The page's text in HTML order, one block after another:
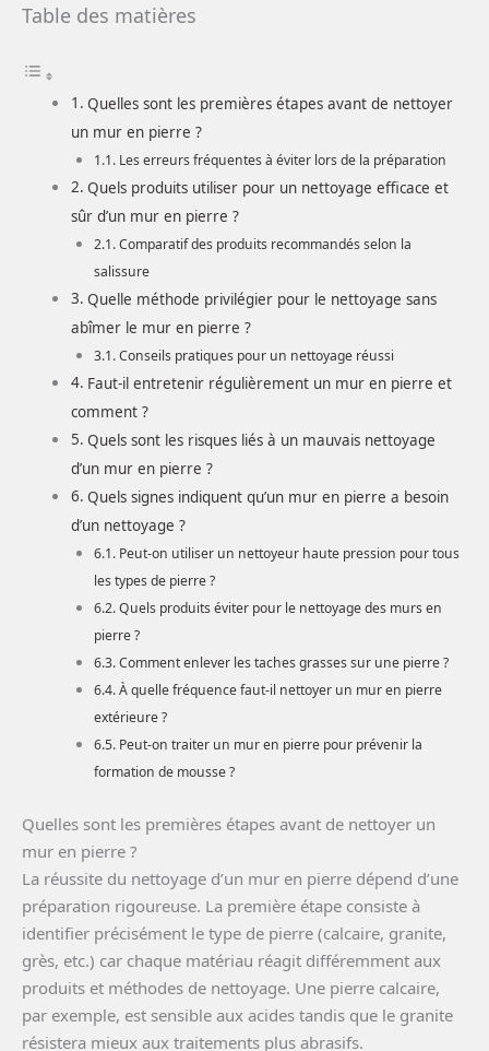
Table des matières
Quelles sont les premières étapes avant de nettoyer
un mur en pierre ?
Les erreurs fréquentes à éviter lors de la préparation
Quels produits utiliser pour un nettoyage efficace et
sûr d’un mur en pierre ?
Comparatif des produits recommandés selon la
salissure
Quelle méthode privilégier pour le nettoyage sans
abîmer le mur en pierre ?
Conseils pratiques pour un nettoyage réussi
Faut-il entretenir régulièrement un mur en pierre et
comment ?
Quels sont les risques liés à un mauvais nettoyage
d’un mur en pierre ?
Quels signes indiquent qu’un mur en pierre a besoin
d’un nettoyage ?
Peut-on utiliser un nettoyeur haute pression pour tous
les types de pierre ?
Quels produits éviter pour le nettoyage des murs en
pierre ?
Comment enlever les taches grasses sur une pierre ?
À quelle fréquence faut-il nettoyer un mur en pierre
extérieure ?
Peut-on traiter un mur en pierre pour prévenir la
formation de mousse ?
Quelles sont les premières étapes avant de nettoyer un
mur en pierre ?
La réussite du nettoyage d’un mur en pierre dépend d’une
préparation rigoureuse. La première étape consiste à
identifier précisément le type de pierre (calcaire, granite,
grès, etc.) car chaque matériau réagit différemment aux
produits et méthodes de nettoyage. Une pierre calcaire,
par exemple, est sensible aux acides tandis que le granite
résistera mieux aux traitements plus abrasifs.